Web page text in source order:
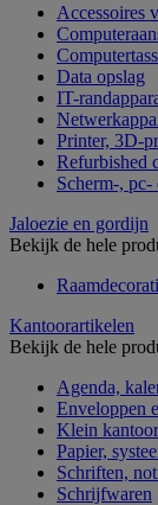
Accessoires
Data opslag
IT-
Printer, 3D-
Refurbished
Scherm-, pc-
Jaloezie en gordijn
Bekijk de hele
Kantoorartikelen
Bekijk de hele
Agenda,
Enveloppen
Klein
Papier,
Schriften,
Schrijfwaren